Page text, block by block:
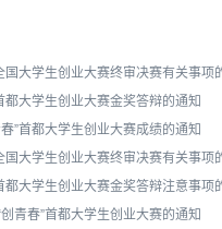
国大学生创业大赛终审决赛有关事项
都大学生创业大赛金奖答辩的通知
”首都大学生创业大赛成绩的通知
国大学生创业大赛终审决赛有关事项
都大学生创业大赛金奖答辩注意事项
青春”首都大学生创业大赛的通知